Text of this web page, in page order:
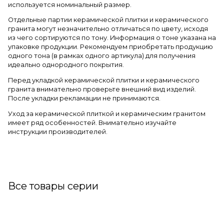
используется номинальный размер.
Отдельные партии керамической плитки и керамического
гранита могут незначительно отличаться по цвету, исходя
из чего сортируются по тону. Информация о тоне указана на
упаковке продукции. Рекомендуем приобретать продукцию
одного тона (в рамках одного артикула) для получения
идеально однородного покрытия.
Перед укладкой керамической плитки и керамического
гранита внимательно проверьте внешний вид изделий.
После укладки рекламации не принимаются.
Уход за керамической плиткой и керамическим гранитом
имеет ряд особенностей. Внимательно изучайте
инструкции производителей.
Все товары серии